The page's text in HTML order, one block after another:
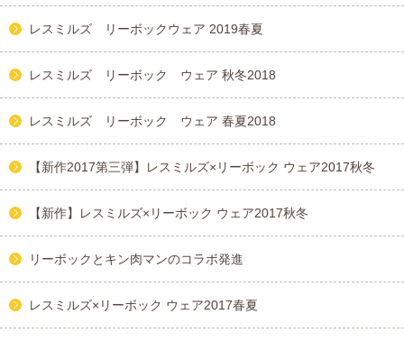
レスミルズ リーボックウェア 2019春夏
レスミルズ リーボック ウェア 秋冬2018
レスミルズ リーボック ウェア 春夏2018
【新作2017第三弾】レスミルズ×リーボック ウェア2017秋冬
【新作】レスミルズ×リーボック ウェア2017秋冬
リーボックとキン肉マンのコラボ発進
レスミルズ×リーボック ウェア2017春夏